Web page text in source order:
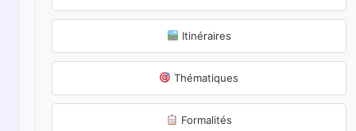
Itinéraires
Thématiques
Formalités